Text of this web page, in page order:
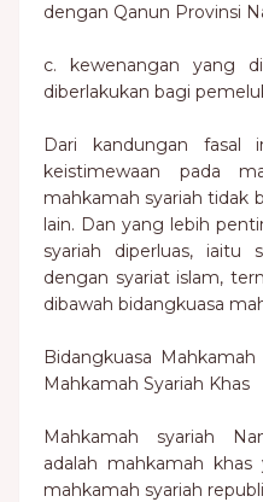
dengan Qanun Provinsi
c. kewenangan yang
diberlakukan bagi
Dari kandungan fasal
keistimewaan pada
mahkamah syariah tidak
lain. Dan yang lebih
syariah diperluas, iaitu
dengan syariat islam,
dibawah bidangkuasa
Bidangkuasa
Mahkamah Syariah Khas
Mahkamah syariah
adalah mahkamah
mahkamah syariah